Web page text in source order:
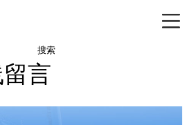
搜索
言